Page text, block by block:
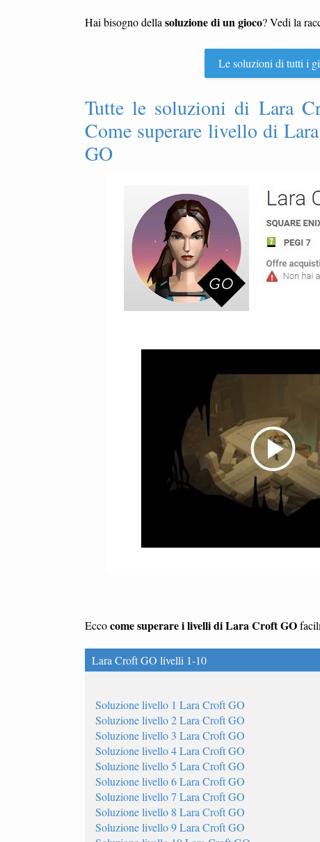
Hai bisogno della soluzione di un gioco? Vedi la
Le soluzioni di tutti i
Tutte le soluzioni di Lara
Come superare livello di
GO
Eccocome superare i livelli di Lara Croft GO
Lara Croft GO livelli 1-10
Soluzione livello 1 Lara Croft GO
Soluzione livello 2 Lara Croft GO
Soluzione livello 3 Lara Croft GO
Soluzione livello 4 Lara Croft GO
Soluzione livello 5 Lara Croft GO
Soluzione livello 6 Lara Croft GO
Soluzione livello 7 Lara Croft GO
Soluzione livello 8 Lara Croft GO
Soluzione livello 9 Lara Croft GO